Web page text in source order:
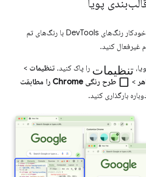
پویا
اکنون می‌توانید تطبیق خودکار رنگ‌های DevTools با رنگ‌های تم
غیرفعال کنید.
تنظیمات را پاک کنید. تنظیمات >
>
check_box_outline_blank
طرح رنگی Chrome را مطابقت